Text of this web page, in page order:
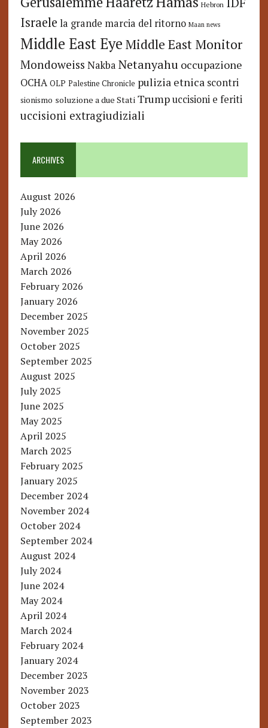
Hebron
Israele la grande marcia del ritorno Maan news
Middle East Eye Middle East Monitor
Mondoweiss Nakba Netanyahu occupazione
OCHA OLP Palestine Chronicle pulizia etnica scontri
sionismo soluzione a due Stati Trump uccisioni e feriti
uccisioni extragiudiziali
ARCHIVES
August 2026
July 2026
June 2026
May 2026
April 2026
March 2026
February 2026
January 2026
December 2025
November 2025
October 2025
September 2025
August 2025
July 2025
June 2025
May 2025
April 2025
March 2025
February 2025
January 2025
December 2024
November 2024
October 2024
September 2024
August 2024
July 2024
June 2024
May 2024
April 2024
March 2024
February 2024
January 2024
December 2023
November 2023
October 2023
September 2023